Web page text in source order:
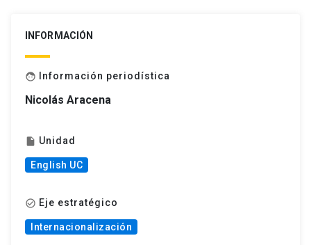
INFORMACIÓN
face Información periodística
Nicolás Aracena
insert_drive_file Unidad
English UC
check_circle_outline Eje estratégico
Internacionalización